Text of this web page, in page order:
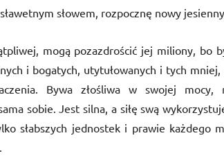
słowem, rozpocznę nowy
mogą pozazdrościć jej miliony, bo
i bogatych, utytułowanych i tych
Bywa złośliwa w swojej
sobie. Jest silna, a siłę swą
słabszych jednostek i prawie każdego